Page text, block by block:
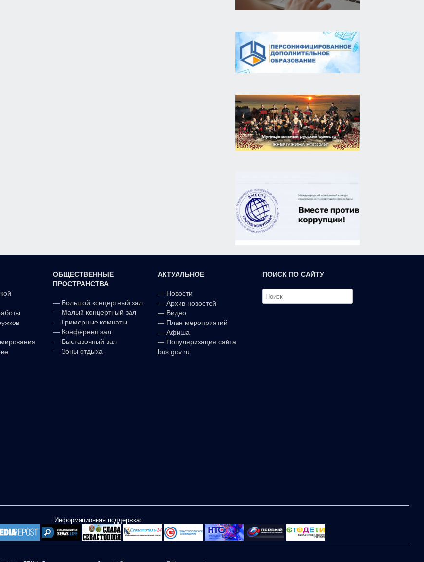
ОБЩЕСТВЕННЫЕ
ПРОСТРАНСТВА
— Большой концертный зал
— Малый концертный зал
— Гримерные комнаты
— Конференц зал
— Выставочный зал
— Зоны отдыха
АКТУАЛЬНОЕ
— Новости
— Архив новостей
— Видео
— План мероприятий
— Афиша
— Популяризация сайта
bus.gov.ru
ПОИСК ПО САЙТУ
Информационная поддержка: